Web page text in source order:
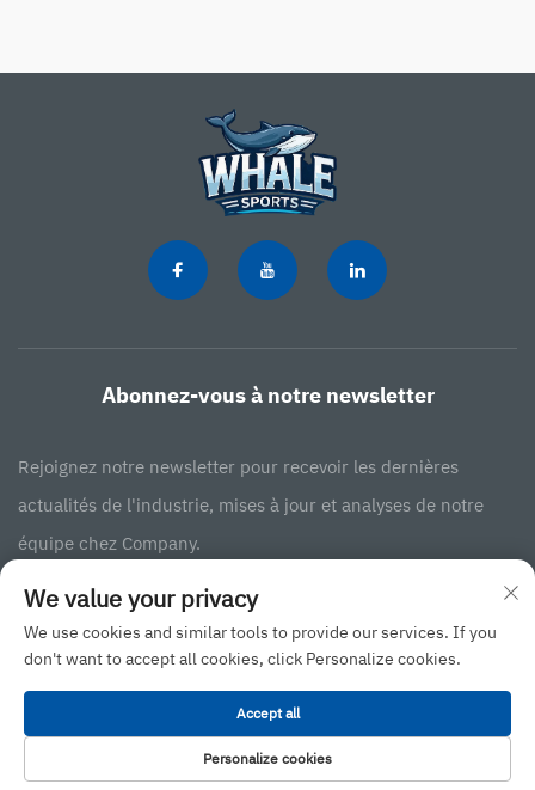
Abonnez-vous à notre newsletter
Rejoignez notre newsletter pour recevoir les dernières
actualités de l'industrie, mises à jour et analyses de notre
équipe chez Company.
S'abonner
Droit d'auteur © 2025 JINAN BINGXIN INTERNATIONAL BUSINESS CO., LTD
Remonter en haut
We value your privacy
We use cookies and similar tools to provide our services. If you
don't want to accept all cookies, click Personalize cookies.
Personalize cookies
Accept all